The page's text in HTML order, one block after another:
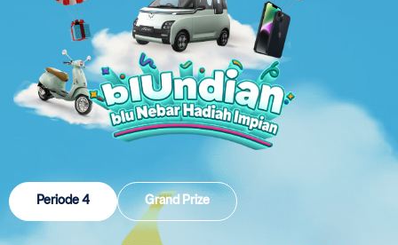
Periode 4 Grand Prize